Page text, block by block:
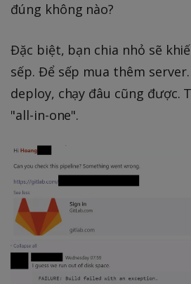
đúng không nào?
Đặc biệt, bạn chia nhỏ sẽ
sếp. Để sếp mua thêm server.
deploy, chạy đâu cũng được.
"all-in-one".